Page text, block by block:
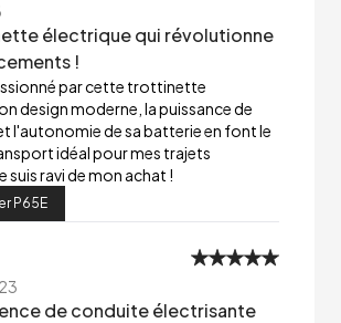
électrique qui révolutionne
!
par cette trottinette
design moderne, la puissance de
l'autonomie de sa batterie en font le
idéal pour mes trajets
suis ravi de mon achat !
P65E
de conduite électrisante